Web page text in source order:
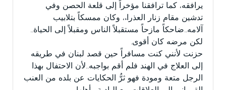
يرافقه، كما ترافقنا مؤخراً إلى قلعة الحصن وفي
تدشين مقام زنار العذراء، وكان ممسكاً بتلابيب
آلامه..ضاحكاً مازحاً مستقبلاً الناس ومقبلاً إلى الحياة..
لكن مرضه كان أقوى.
حزنت لأنني كنت مسافراً حين قصد لبنان في طريقه
إلى العلاج في الهند فلم أقم بواجبه..لأن الاحتفال بهذا
الرجل متعة ومودة فهو ثرُّ الحكايات عن بلده من العنب